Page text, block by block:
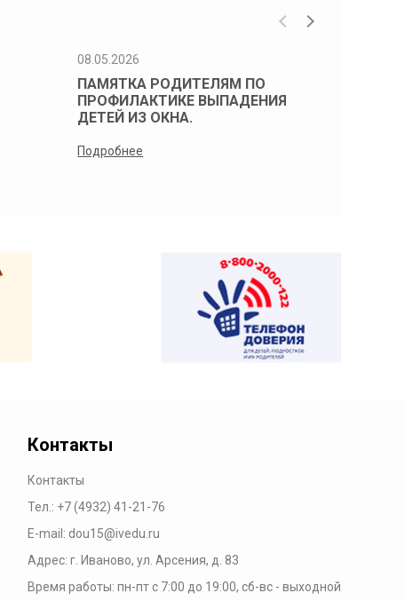
08.05.2026
ПАМЯТКА РОДИТЕЛЯМ ПО
ПРОФИЛАКТИКЕ ВЫПАДЕНИЯ
ДЕТЕЙ ИЗ ОКНА.
Подробнее
Контакты
Контакты
Тел.: +7 (4932) 41-21-76
E-mail: dou15@ivedu.ru
Адрес: г. Иваново, ул. Арсения, д. 83
Время работы: пн-пт с 7:00 до 19:00, сб-вс - выходной